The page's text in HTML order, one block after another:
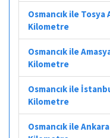
Osmancık ile Tosya
Kilometre
Osmancık ile
Kilometre
Osmancık ile
Kilometre
Osmancık ile